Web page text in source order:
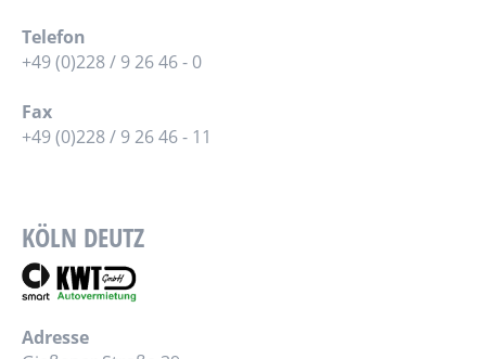
Telefon
+49 (0)228 / 9 26 46 - 0
Fax
+49 (0)228 / 9 26 46 - 11
KÖLN DEUTZ
Adresse